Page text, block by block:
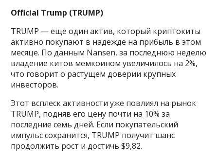
Official Trump (TRUMP)
TRUMP — еще один актив, который криптокиты
активно покупают в надежде на прибыль в этом
месяце. По данным Nansen, за последнюю неделю
владение китов мемкоином увеличилось на 2%,
что говорит о растущем доверии крупных
инвесторов.
Этот всплеск активности уже повлиял на рынок
TRUMP, подняв его цену почти на 10% за
последние семь дней. Если покупательский
импульс сохранится, TRUMP получит шанс
продолжить рост и достичь $9,82.